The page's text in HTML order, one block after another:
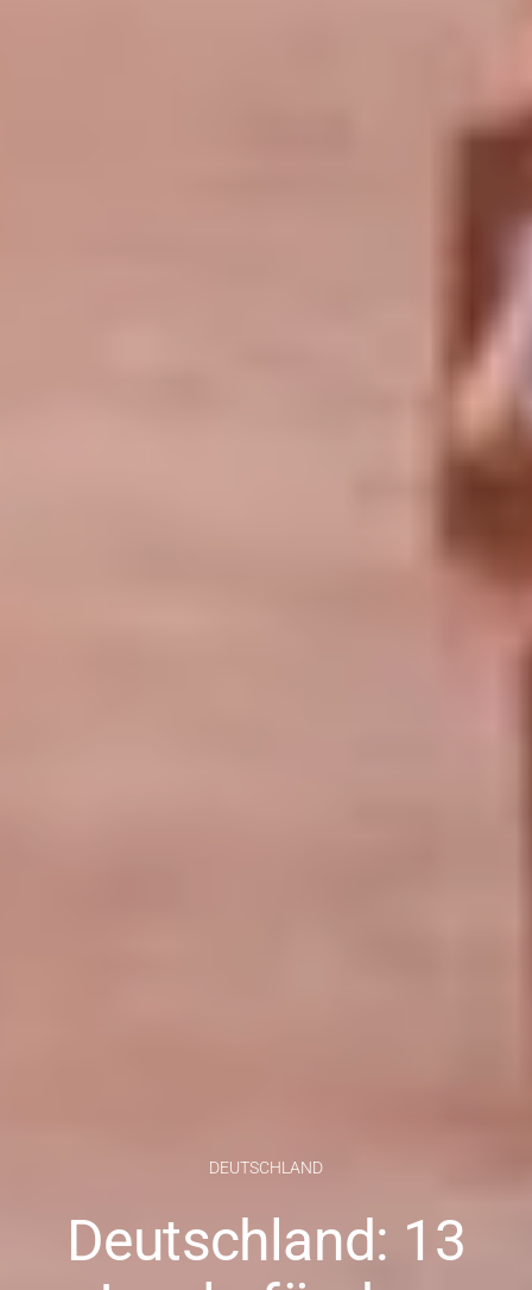
DEUTSCHLAND
Deutschland: 13